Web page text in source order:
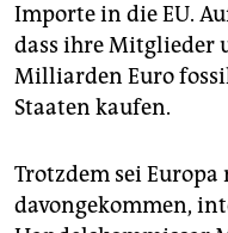
Importe in die EU.
dass ihre Mitglieder
Milliarden Euro
Staaten kaufen.
Trotzdem sei
davongekommen,